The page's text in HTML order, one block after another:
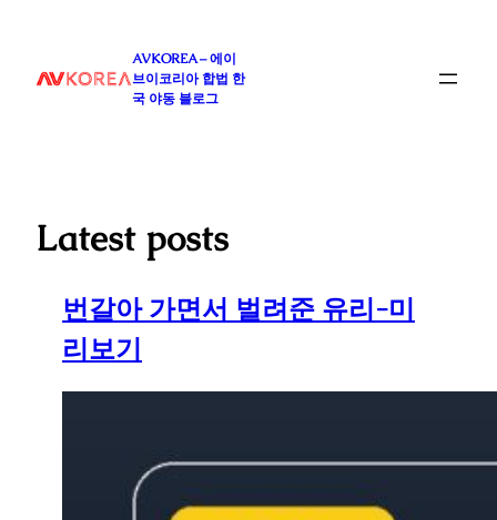
AVKOREA – 에이
브이코리아 합법 한
국 야동 블로그
Latest posts
번갈아 가면서 벌려준 유리-미
리보기